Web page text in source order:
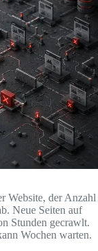
Website, der Anzahl
Neue Seiten auf
Stunden gecrawlt.
Wochen warten.